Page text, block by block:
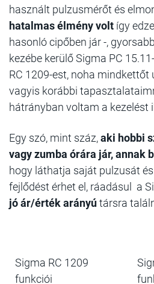
használt pulzusmérőt és
hatalmas élmény volt így
hasonló cipőben jár -,
kezébe kerülő Sigma PC
RC 1209-est, noha mindkettőt
vagyis korábbi
hátrányban voltam a kezelést
Egy szó, mint száz,aki hobbi
vagy zumba órára jár, annak
hogy láthatja saját pulzusát
fejlődést érhet el, ráadásul a
jó ár/érték arányútársra
Sigma RC 1209
funkciói